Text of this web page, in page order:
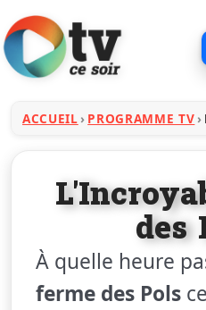
ACCUEIL PROGRAMME TV
des
À quelle heure
ferme des Pols